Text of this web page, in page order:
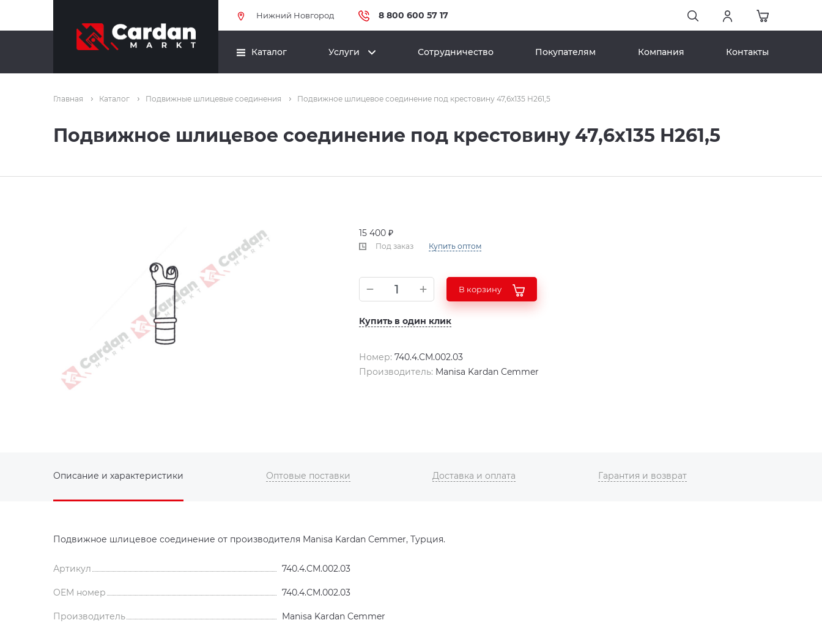
Нижний Новгород 8 800 600 57 17
Каталог Услуги Сотрудничество Покупателям Компания Контакты
Главная Каталог Подвижные шлицевые соединения Подвижное шлицевое соединение под крестовину 47,6x135 H261,5
Подвижное шлицевое соединение под крестовину 47,6x135 H261,5
15 400 ₽
Под заказ Купить оптом
В корзину
Купить в один клик
Номер: 740.4.CM.002.03
Производитель: Manisa Kardan Cemmer
Описание и характеристики Оптовые поставки Доставка и оплата Гарантия и возврат
Подвижное шлицевое соединение от производителя Manisa Kardan Cemmer, Турция.
Артикул 740.4.CM.002.03
OEM номер 740.4.CM.002.03
Производитель Manisa Kardan Cemmer